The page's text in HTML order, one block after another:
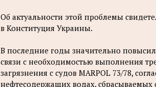
Об актуальности этой проблемы
в Конституция Украины.
В последние годы значительно
связи с необходимостью выполнения
загрязнения с судов MARPOL 73/78,
нефтесодержащих водах,